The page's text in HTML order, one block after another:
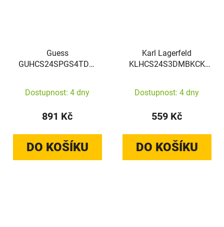
Guess
GUHCS24SPGS4TDW
Triangle Strass brown
Dostupnost: 4 dny
891 Kč
DO KOŠÍKU
Karl Lagerfeld
KLHCS24S3DMBKCK
Glitter Logo black
Dostupnost: 4 dny
559 Kč
DO KOŠÍKU